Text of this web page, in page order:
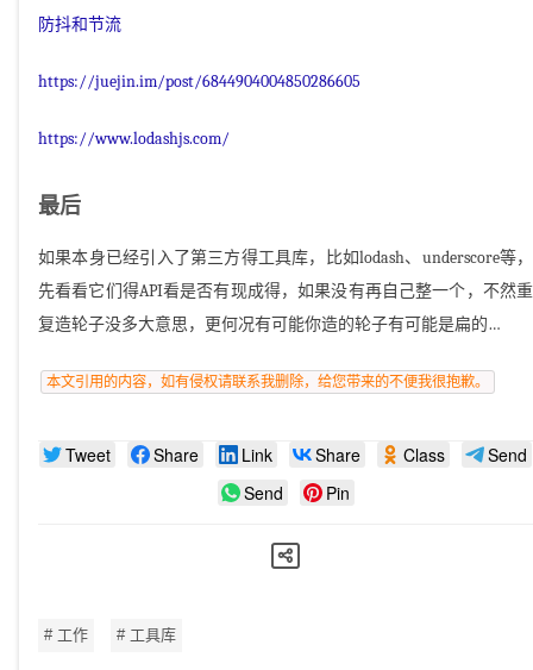
防抖和节流
https://juejin.im/post/6844904004850286605
https://www.lodashjs.com/
最后
如果本身已经引入了第三方得工具库，比如lodash、underscore等，
先看看它们得API看是否有现成得，如果没有再自己整一个，不然重
复造轮子没多大意思，更何况有可能你造的轮子有可能是扁的…
本文引用的内容，如有侵权请联系我删除，给您带来的不便我很抱歉。
Tweet Share Link Share Class
Send
Send
Pin
# 工作 # 工具库